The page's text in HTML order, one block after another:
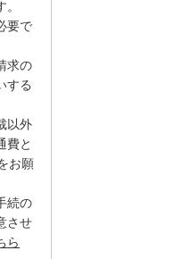
要で
求の
する
以外
費と
お願
続の
させ
ら